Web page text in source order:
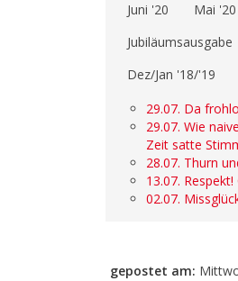
Juni '20
Mai '20
Dez/Jan '18/'19
29.07. Da
29.07. Wie
Zeit satte
28.07. Thurn
13.07.
02.07.
gepostet am: